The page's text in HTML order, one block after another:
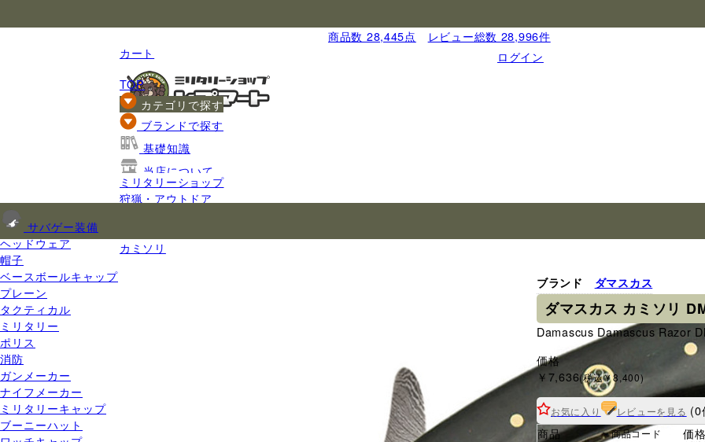
商品数 28,445点
レビュー総数 28,996件
ログイン
カート
TOP
カテゴリで探す
サバゲー装備
ヘッドウェア
帽子
ベースボールキャップ
プレーン
タクティカル
ミリタリー
ポリス
消防
ガンメーカー
ナイフメーカー
ミリタリーキャップ
ブーニーハット
ブランドで探す
基礎知識
当店について
ご利用ガイド
ミリタリーショップ
狩猟・アウトドア
カミソリ
ブランド ダマスカス
ダマスカス カミソリ
Damascus Damascus Razor
価格
￥7,636(税込￥8,400)
お気に入り レビューを見る (0
商品 商品コード 価格